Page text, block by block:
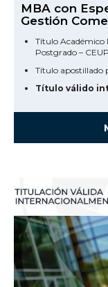
MBA con
Gestión
Título Académico
Postgrado –
Título apostillado
Título válido